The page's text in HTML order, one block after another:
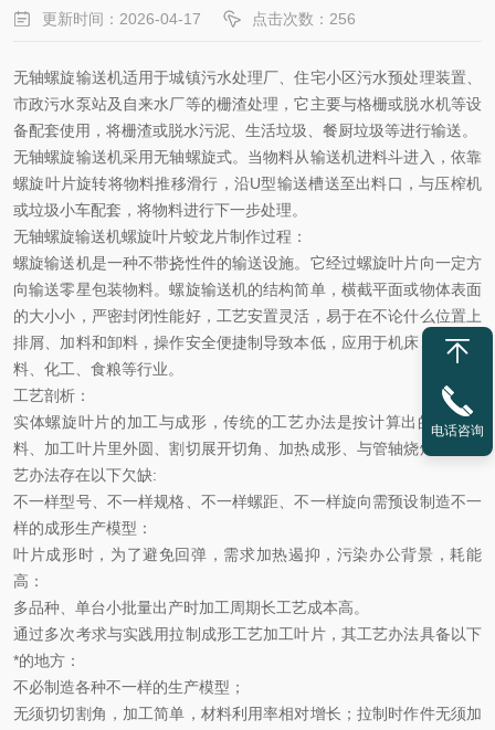
更新时间：2026-04-17 点击次数：256
无轴螺旋输送机适用于城镇污水处理厂、住宅小区污水预处理装置、
市政污水泵站及自来水厂等的栅渣处理，它主要与格栅或脱水机等设
备配套使用，将栅渣或脱水污泥、生活垃圾、餐厨垃圾等进行输送。
无轴螺旋输送机采用无轴螺旋式。 当物料从输送机进料斗进入 ， 依靠
螺旋叶片旋转将物料推移滑行，沿U型输送槽送至出料口，与压榨机
或垃圾小车配套，将物料进行下一步处理。
无轴螺旋输送机螺旋叶片蛟龙片制作过程 ：
螺旋输送机是一种不带挠性件的输送设施。它经过螺旋叶片向一定方
向输送零星包装物料。螺旋输送机的结构简单，横截平面或物体表面
的大小小，严密封闭性能好，工艺安置灵活，易于在不论什么位置上
排屑、加料和卸料，操作安全便捷制导致本低，应用于机床、建筑材
料、化工、食粮等行业。
工艺剖析 ：
实体螺旋叶片的加工与成形，传统的工艺办法是按计算出的尺寸下
料、加工叶片里外圆、割切展开切角、加热成形、与管轴烧焊。其工
艺办法存在以下欠缺:
不一样型号、不一样规格、不一样螺距、不一样旋向需预设制造不一
样的成形生产模型：
叶片成形时，为了避免回弹，需求加热遏抑，污染办公背景，耗能
高：
多品种、单台小批量出产时加工周期长工艺成本高。
通过多次考求与实践用拉制成形工艺加工叶片，其工艺办法具备以下
*的地方：
不必制造各种不一样的生产模型；
无须切切割角，加工简单，材料利用率相对增长；拉制时作件无须加
电话咨询